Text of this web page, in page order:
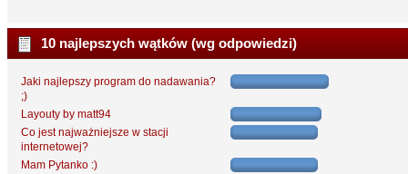
10 najlepszych wątków (wg odpowiedzi)
Jaki najlepszy program do nadawania?
;)
Layouty by matt94
Co jest najważniejsze w stacji
internetowej?
Mam Pytanko :)